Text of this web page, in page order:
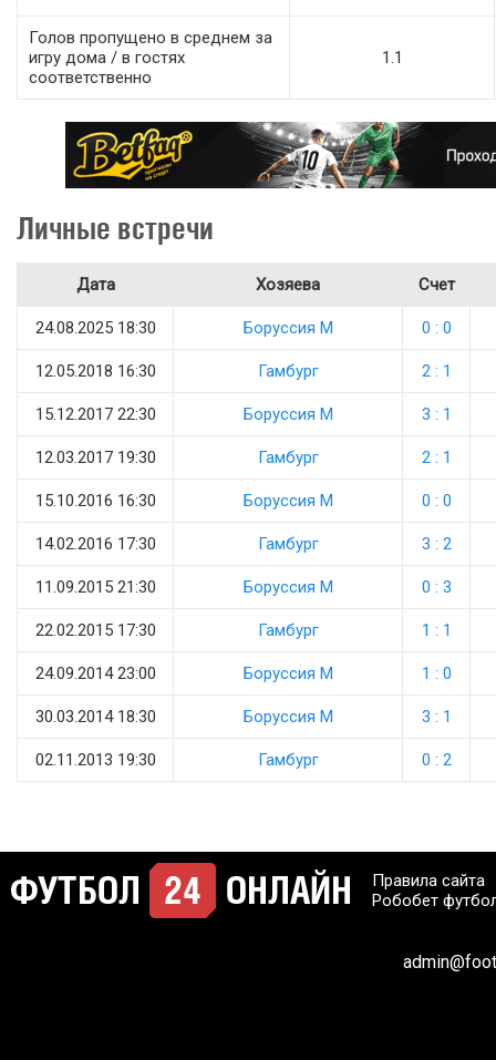
Голов пропущено в среднем за
игру дома / в гостях
соответственно
1.1
Личные встречи
Дата Хозяева Счет
24.08.2025 18:30 Боруссия М 0 : 0
12.05.2018 16:30 Гамбург 2 : 1
15.12.2017 22:30 Боруссия М 3 : 1
12.03.2017 19:30 Гамбург 2 : 1
15.10.2016 16:30 Боруссия М 0 : 0
14.02.2016 17:30 Гамбург 3 : 2
11.09.2015 21:30 Боруссия М 0 : 3
22.02.2015 17:30 Гамбург 1 : 1
24.09.2014 23:00 Боруссия М 1 : 0
30.03.2014 18:30 Боруссия М 3 : 1
02.11.2013 19:30 Гамбург 0 : 2
Правила сайта
Робобет